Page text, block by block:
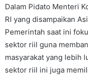
Dalam Pidato Menteri
RI yang disampaikan
Pemerintah saat ini
sektor riil guna
masyarakat yang lebih
sektor riil ini juga